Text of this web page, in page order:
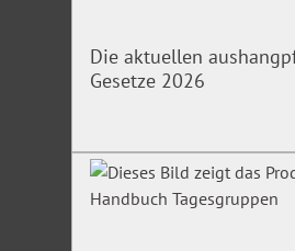
Die aktuellen
Gesetze 2026